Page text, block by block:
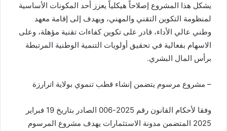
يشكل هذا المشروع إصلاحاً هيكلياً يعزز أحد المكونات الأساسية
لمنظومة التكوين التقني والمهني، ويهدف إلى إقامة معهد
وطني عالي الأداء، قادر على تكوين كفاءات تقنية مؤهلة، وعلى
الاسهام بفعالية في تحقيق أولويات التنمية الوطنية المرتبطة
برأس المال البشري.
– مشروع مرسوم يتضمن إنشاء قطب تنموي بولاية اترارزة
وفقا لأحكام القانون رقم 2025-006 الصادر بتاريخ 19 فبراير
2025 المتضمن مدونة الاستثمارات يهدف مشروع المرسوم